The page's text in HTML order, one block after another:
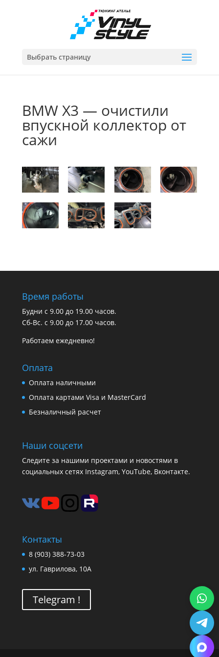
Выбрать страницу
BMW X3 — очистили
впускной коллектор от
сажи
Время работы
Будни с 9.00 до 19.00 часов.
Сб-Вс. с 9.00 до 17.00 часов.
Работаем ежедневно!
Оплата
Оплата наличными
Оплата картами Visa и MasterCard
Безналичный расчет
Наши соцсети
Следите за нашими проектами и новостями в
социальных сетях Instagram, YouTube, Вконтакте.
Контакты
8 (903) 388-73-03
ул. Гаврилова, 10А
Telegram !